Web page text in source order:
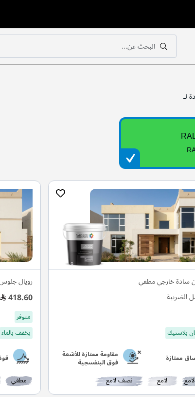
بحث
البحث عن...
بحث
لـ
سادة خارجي مطفي
الضريبة
بلاستيك
ممتازة مقاومة ممتازة للأشعة
فوق البنفسجية
لامع نصف لامع
رويال
418.60
متوفر
يخفف بالماء
مطفي